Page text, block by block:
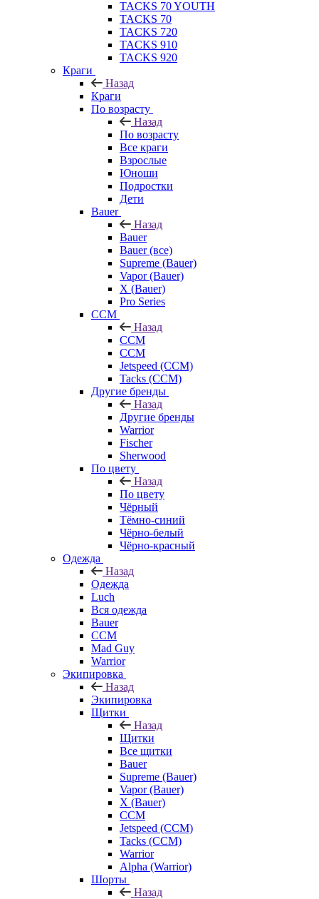
TACKS 70 YOUTH
TACKS 70
TACKS 720
TACKS 910
TACKS 920
Краги
Назад
Краги
По возрасту
Назад
По возрасту
Все краги
Взрослые
Юноши
Подростки
Дети
Bauer
Назад
Bauer
Bauer (все)
Supreme (Bauer)
Vapor (Bauer)
X (Bauer)
Pro Series
CCM
Назад
CCM
CCM
Jetspeed (CCM)
Tacks (CCM)
Другие бренды
Назад
Другие бренды
Warrior
Fischer
Sherwood
По цвету
Назад
По цвету
Чёрный
Тёмно-синий
Чёрно-белый
Чёрно-красный
Одежда
Назад
Одежда
Luch
Вся одежда
Bauer
CCM
Mad Guy
Warrior
Экипировка
Назад
Экипировка
Щитки
Назад
Щитки
Все щитки
Bauer
Supreme (Bauer)
Vapor (Bauer)
X (Bauer)
CCM
Jetspeed (CCM)
Tacks (CCM)
Warrior
Alpha (Warrior)
Шорты
Назад